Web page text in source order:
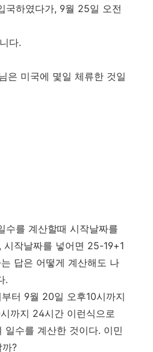
국하였다가, 9월 25일 오전
다.
은 미국에 몇일 체류한 것일
수를 계산할때 시작날짜를
작날짜를 넣어면 25-19+1
답은 어떻게 계산해도 나
.
터 9월 20일 오후10시까지
까지 24시간 이런식으로
일수를 계산한 것이다. 이민
?